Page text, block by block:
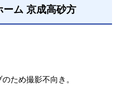
ム 京成高砂方
ため撮影不向き。